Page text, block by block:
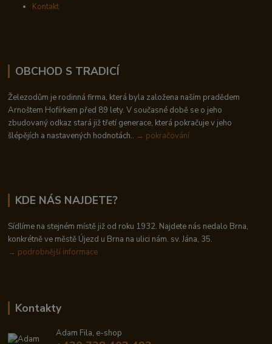
Kontakt
OBCHOD S TRADICÍ
Železodům je rodinná firma, která byla založena naším pradědem
Arnoštem Hofírkem před 89 lety. V současné době se o jeho
zbudovaný odkaz stará již třetí generace, která pokračuje v jeho
šlépějích a nastavených hodnotách.. → pokračování
KDE NÁS NAJDETE?
Sídlíme na stejném místě již od roku 1932. Najdete nás nedalo Brna,
konkrétně ve městě Újezd u Brna na ulici nám. sv. Jána, 35.
→ podrobnější informace
Kontakty
Adam Fila, e-shop